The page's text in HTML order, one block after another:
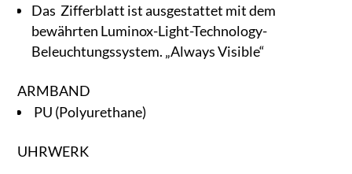
Das Zifferblatt ist ausgestattet mit dem
bewährten Luminox-Light-Technology-
Beleuchtungssystem. „Always Visible“
ARMBAND
PU (Polyurethane)
UHRWERK